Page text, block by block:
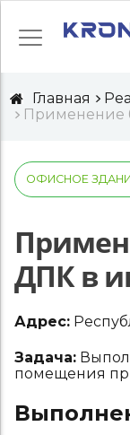
Главная
Применение
ОФИСНОЕ
ДПК в
Адрес:
Задача:
помещения